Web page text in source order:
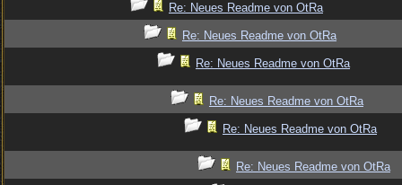
Re: Neues Readme von OtRa
Re: Neues Readme von OtRa
Re: Neues Readme von OtRa
Re: Neues Readme von OtRa
Re: Neues Readme von OtRa
Re: Neues Readme von OtRa